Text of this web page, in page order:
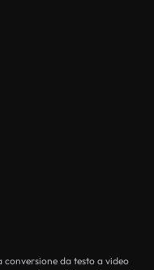
da testo a video